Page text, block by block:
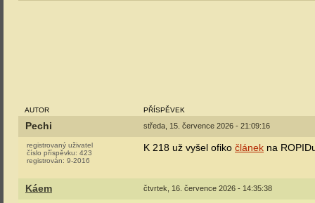
AUTOR PŘÍSPĚVEK
Pechi středa, 15. července 2026 - 21:09:16
registrovaný uživatel
číslo příspěvku: 423
registrován: 9-2016
K 218 už vyšel ofiko článek na
Káem čtvrtek, 16. července 2026 - 14:35:38